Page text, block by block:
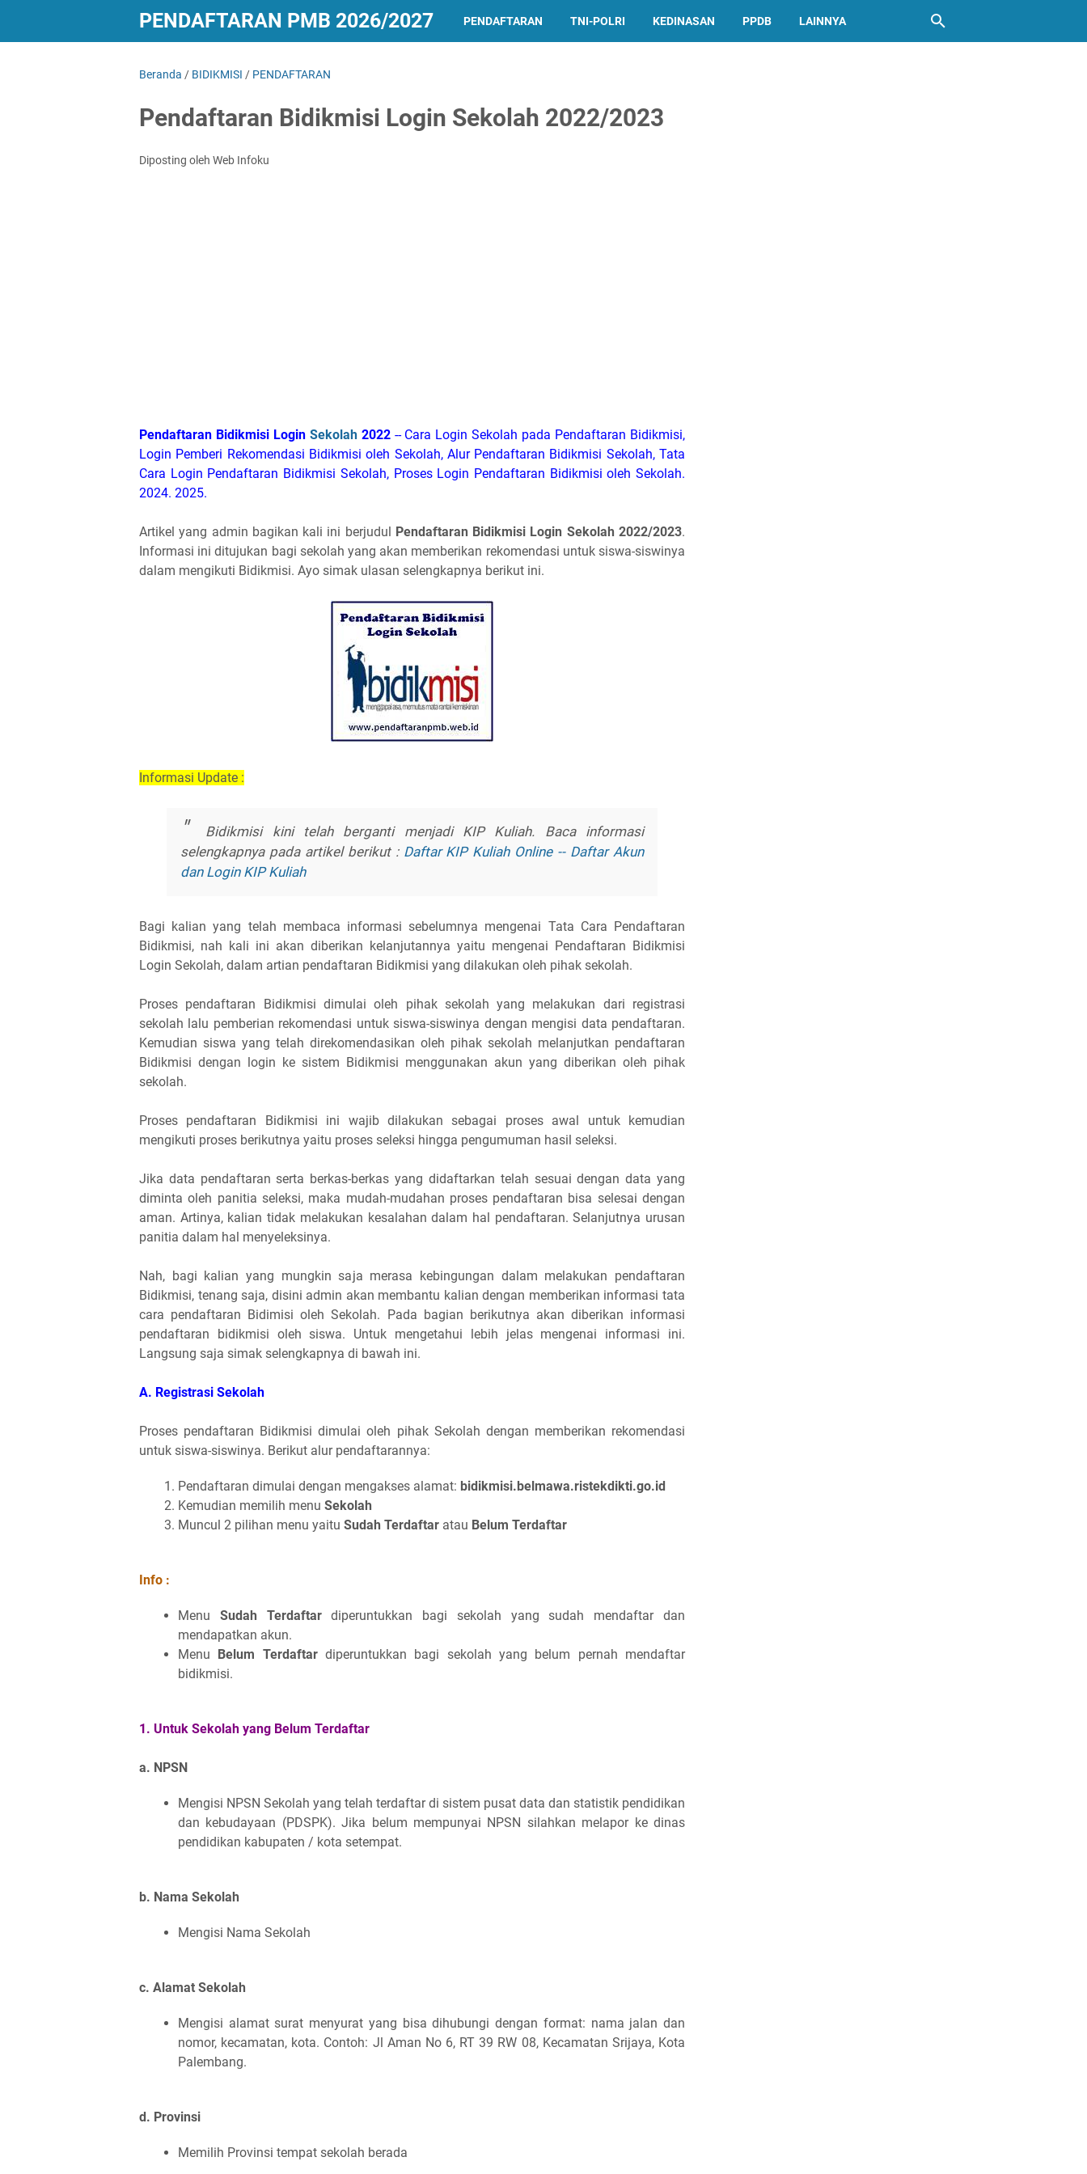
PENDAFTARAN PMB 2026/2027 PENDAFTARAN TNI-POLRI KEDINASAN PPDB LAINNYA
Beranda / BIDIKMISI / PENDAFTARAN
Pendaftaran Bidikmisi Login Sekolah 2022/2023
Diposting oleh Web Infoku
Pendaftaran Bidikmisi Login Sekolah2022-- Cara Login Sekolah pada Pendaftaran Bidikmisi,
Login Pemberi Rekomendasi Bidikmisi oleh Sekolah, Alur Pendaftaran Bidikmisi Sekolah, Tata
Cara Login Pendaftaran Bidikmisi Sekolah, Proses Login Pendaftaran Bidikmisi oleh Sekolah.
2024. 2025.
Artikel yang admin bagikan kali ini berjudul Pendaftaran Bidikmisi Login Sekolah 2022/2023.
Informasi ini ditujukan bagi sekolah yang akan memberikan rekomendasi untuk siswa-siswinya
dalam mengikuti Bidikmisi. Ayo simak ulasan selengkapnya berikut ini.
Informasi Update :
Bidikmisi kini telah berganti menjadi KIP Kuliah. Baca informasi
selengkapnya pada artikel berikut : Daftar KIP Kuliah Online -- Daftar Akun
dan Login KIP Kuliah
Bagi kalian yang telah membaca informasi sebelumnya mengenai Tata Cara Pendaftaran
Bidikmisi, nah kali ini akan diberikan kelanjutannya yaitu mengenai Pendaftaran Bidikmisi
Login Sekolah, dalam artian pendaftaran Bidikmisi yang dilakukan oleh pihak sekolah.
Proses pendaftaran Bidikmisi dimulai oleh pihak sekolah yang melakukan dari registrasi
sekolah lalu pemberian rekomendasi untuk siswa-siswinya dengan mengisi data pendaftaran.
Kemudian siswa yang telah direkomendasikan oleh pihak sekolah melanjutkan pendaftaran
Bidikmisi dengan login ke sistem Bidikmisi menggunakan akun yang diberikan oleh pihak
sekolah.
Proses pendaftaran Bidikmisi ini wajib dilakukan sebagai proses awal untuk kemudian
mengikuti proses berikutnya yaitu proses seleksi hingga pengumuman hasil seleksi.
Jika data pendaftaran serta berkas-berkas yang didaftarkan telah sesuai dengan data yang
diminta oleh panitia seleksi, maka mudah-mudahan proses pendaftaran bisa selesai dengan
aman. Artinya, kalian tidak melakukan kesalahan dalam hal pendaftaran. Selanjutnya urusan
panitia dalam hal menyeleksinya.
Nah, bagi kalian yang mungkin saja merasa kebingungan dalam melakukan pendaftaran
Bidikmisi, tenang saja, disini admin akan membantu kalian dengan memberikan informasi tata
cara pendaftaran Bidimisi oleh Sekolah. Pada bagian berikutnya akan diberikan informasi
pendaftaran bidikmisi oleh siswa. Untuk mengetahui lebih jelas mengenai informasi ini.
Langsung saja simak selengkapnya di bawah ini.
A. Registrasi Sekolah
Proses pendaftaran Bidikmisi dimulai oleh pihak Sekolah dengan memberikan rekomendasi
untuk siswa-siswinya. Berikut alur pendaftarannya:
Pendaftaran dimulai dengan mengakses alamat: bidikmisi.belmawa.ristekdikti.go.id
Kemudian memilih menu Sekolah
Muncul 2 pilihan menu yaitu Sudah Terdaftar atau Belum Terdaftar
Info :
Menu Sudah Terdaftardiperuntukkan bagi sekolah yang sudah mendaftar dan
mendapatkan akun.
Menu Belum Terdaftardiperuntukkan bagi sekolah yang belum pernah mendaftar
bidikmisi.
1. Untuk Sekolah yang Belum Terdaftar
a. NPSN
Mengisi NPSN Sekolah yang telah terdaftar di sistem pusat data dan statistik pendidikan
dan kebudayaan (PDSPK). Jika belum mempunyai NPSN silahkan melapor ke dinas
pendidikan kabupaten / kota setempat.
b. Nama Sekolah
Mengisi Nama Sekolah
c. Alamat Sekolah
Mengisi alamat surat menyurat yang bisa dihubungi dengan format: nama jalan dan
nomor, kecamatan, kota. Contoh: Jl Aman No 6, RT 39 RW 08, Kecamatan Srijaya, Kota
Palembang.
d. Provinsi
Memilih Provinsi tempat sekolah berada